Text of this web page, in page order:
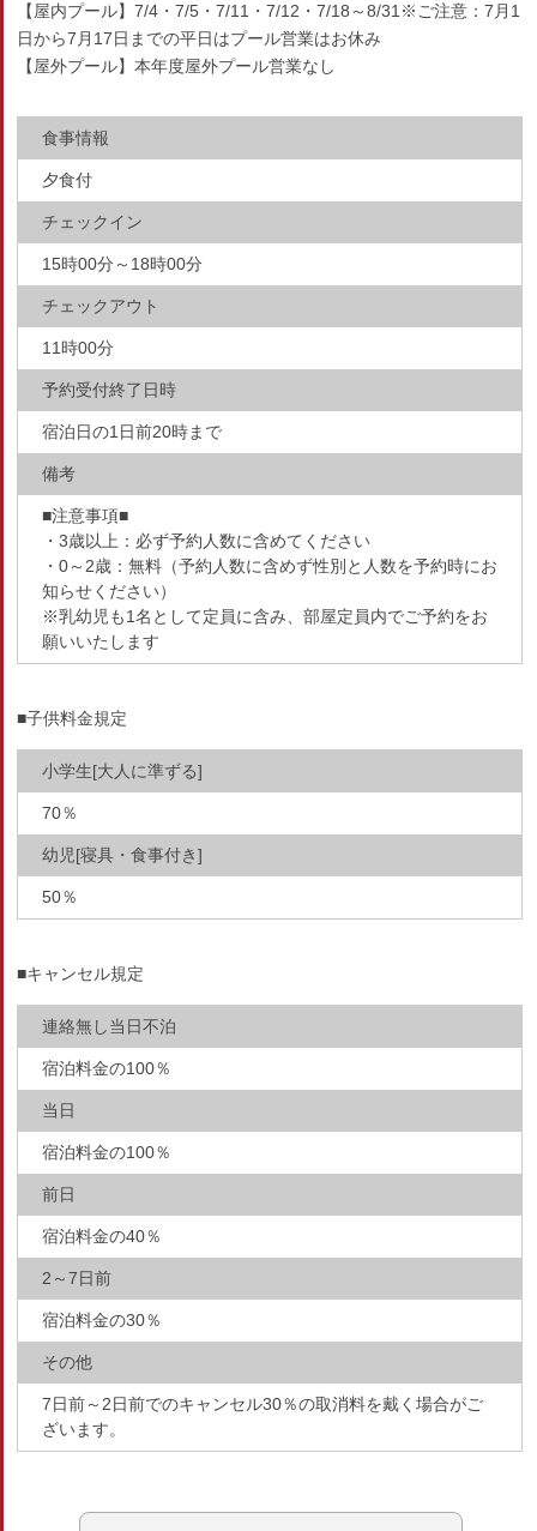
【屋内プール】7/4・7/5・7/11・7/12・7/18～8/31※ご注意：7月1
日から7月17日までの平日はプール営業はお休み
【屋外プール】本年度屋外プール営業なし
食事情報
夕食付
チェックイン
15時00分～18時00分
チェックアウト
11時00分
予約受付終了日時
宿泊日の1日前20時まで
備考
■注意事項■
・3歳以上：必ず予約人数に含めてください
・0～2歳：無料（予約人数に含めず性別と人数を予約時にお
知らせください）
※乳幼児も1名として定員に含み、部屋定員内でご予約をお
願いいたします
■子供料金規定
小学生[大人に準ずる]
70％
幼児[寝具・食事付き]
50％
■キャンセル規定
連絡無し当日不泊
宿泊料金の100％
当日
宿泊料金の100％
前日
宿泊料金の40％
2～7日前
宿泊料金の30％
その他
7日前～2日前でのキャンセル30％の取消料を戴く場合がご
ざいます。